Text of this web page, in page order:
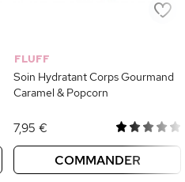
FLUFF
Soin Hydratant Corps Gourmand
Caramel & Popcorn
7,95 €
COMMANDER